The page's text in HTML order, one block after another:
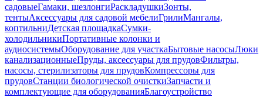
садовыеГамаки, шезлонгиРаскладушкиЗонты,
тентыАксессуары для садовой мебелиГрилиМангалы,
коптильниДетская площадкаСумки-
холодильникиПортативные колонки и
аудиосистемыОборудование для участкаБытовые насосыЛюки
канализационныеПруды, аксессуары для прудовФильтры,
насосы, стерилизаторы для прудовКомпрессоры для
прудовСтанции биологической очисткиЗапчасти и
комплектующие для оборудованияБлагоустройство